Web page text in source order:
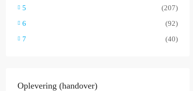
5
(207)
6
(92)
7
(40)
Oplevering (handover)